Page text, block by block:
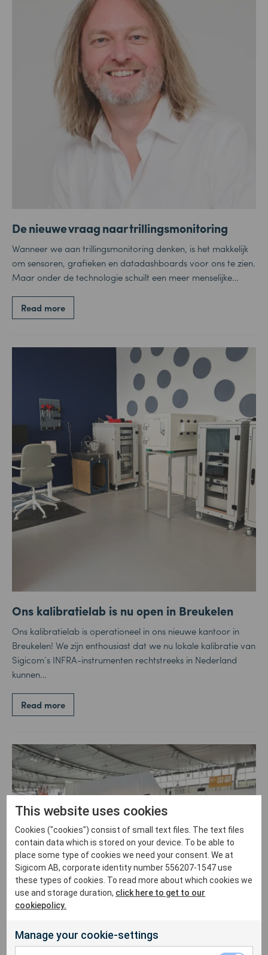
De nieuwe vraag naar trillingsmonitoring
Wanneer we aan trillingsmonitoring denken, is het makkelijk
om sensoren, grafieken en datadashboards voor ons te zien.
Maar onder de technologie schuilt een meer menselijke…
Read more
Ons kalibratielab is nu open in Breukelen
Ons kalibratielab is operationeel in ons nieuwe kantoor in
Breukelen! We zijn enthousiast dat we nu lokale kalibratie van
Sigicom’s INFRA-instrumenten rechtstreeks in Nederland
kunnen…
Read more
This website uses cookies
Cookies ("cookies") consist of small text files. The text files
contain data which is stored on your device. To be able to
place some type of cookies we need your consent. We at
Sigicom AB, corporate identity number 556207-1547 use
these types of cookies. To read more about which cookies we
use and storage duration, click here to get to our
cookiepolicy.
Manage your cookie-settings